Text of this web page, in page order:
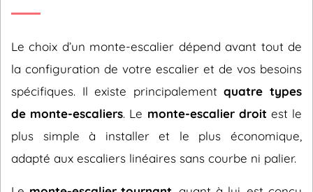
Le choix d’un monte-escalier dépend avant tout de
la configuration de votre escalier et de vos besoins
spécifiques. Il existe principalementquatre types
de monte-escaliers. Le monte-escalier droit est le
plus simple à installer et le plus économique,
adapté aux escaliers linéaires sans courbe ni palier.